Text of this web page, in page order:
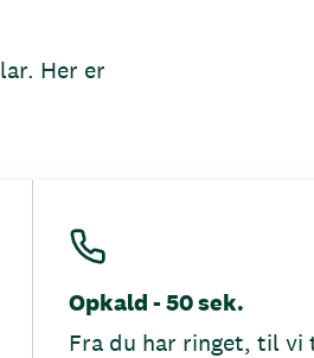
Her er
Opkald - 50 sek.
Fra du har ringet, til vi